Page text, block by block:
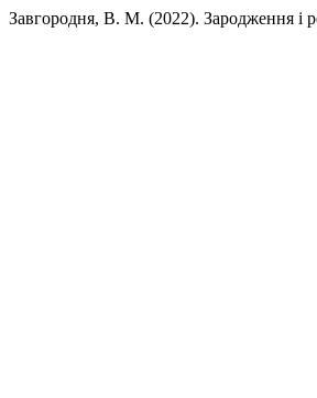
Завгородня, В. М. (2022). Зародження і